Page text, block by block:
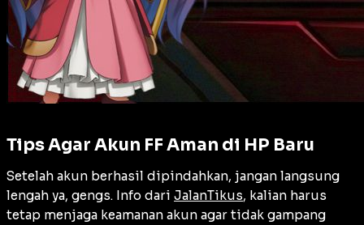
Tips Agar Akun FF Aman di HP Baru
Setelah akun berhasil dipindahkan, jangan langsung
lengah ya, gengs. Info dari JalanTikus, kalian harus
tetap menjaga keamanan akun agar tidak gampang